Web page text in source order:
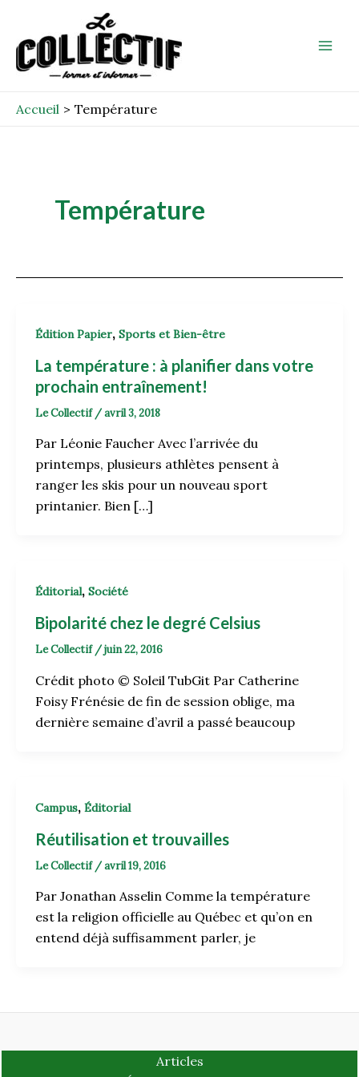
contenu
Accueil Température
Température
Édition Papier, Sports et Bien-être
La température : à planifier dans votre
prochain entraînement!
Le Collectif /avril 3, 2018
Par Léonie Faucher Avec l’arrivée du
printemps, plusieurs athlètes pensent à
ranger les skis pour un nouveau sport
printanier. Bien […]
Éditorial, Société
Bipolarité chez le degré Celsius
Le Collectif /juin 22, 2016
Crédit photo © Soleil TubGit Par Catherine
Foisy Frénésie de fin de session oblige, ma
dernière semaine d’avril a passé beaucoup
Campus, Éditorial
Réutilisation et trouvailles
Le Collectif /avril 19, 2016
Par Jonathan Asselin Comme la température
est la religion officielle au Québec et qu’on en
entend déjà suffisamment parler, je
Articles